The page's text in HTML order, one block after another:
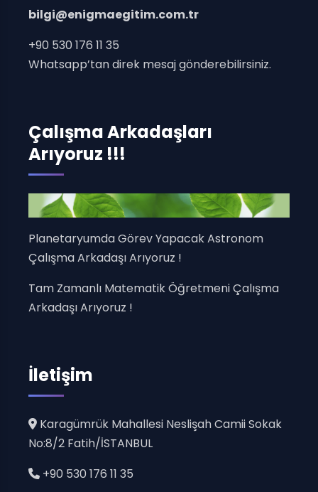
bilgi@enigmaegitim.com.tr
+90 530 176 11 35
Whatsapp’tan direk mesaj gönderebilirsiniz.
Çalışma Arkadaşları
Arıyoruz !!!
Planetaryumda Görev Yapacak Astronom
Çalışma Arkadaşı Arıyoruz !
Tam Zamanlı Matematik Öğretmeni Çalışma
Arkadaşı Arıyoruz !
İletişim
Karagümrük Mahallesi Neslişah Camii Sokak
No:8/2 Fatih/İSTANBUL
+90 530 176 11 35